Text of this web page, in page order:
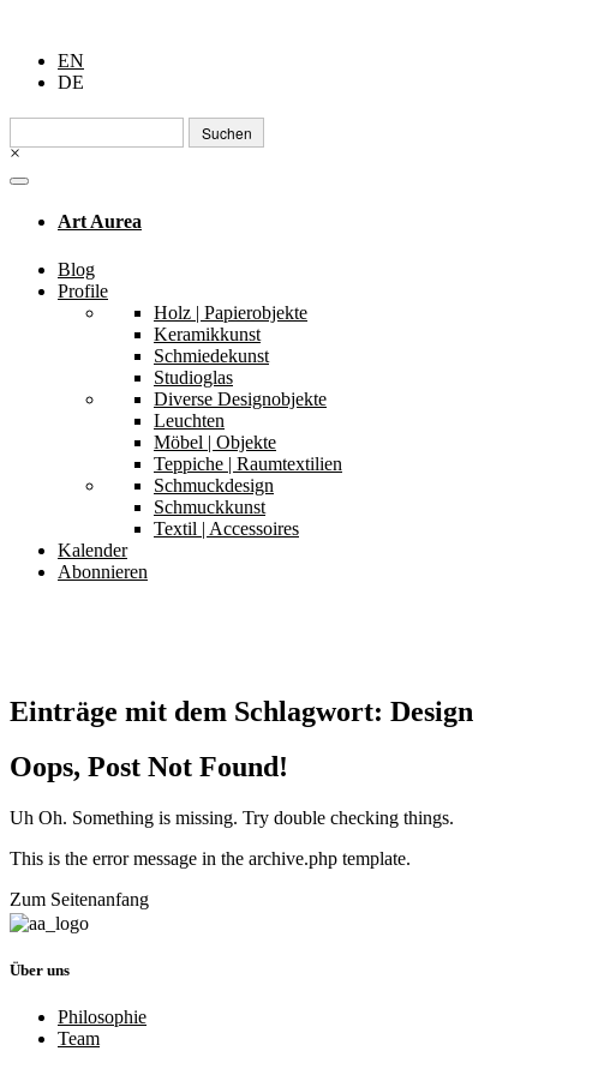
EN
DE
Suchen
nach:
×
Art Aurea
Blog
Profile
Holz | Papierobjekte
Keramikkunst
Schmiedekunst
Studioglas
Diverse Designobjekte
Leuchten
Möbel | Objekte
Teppiche | Raumtextilien
Schmuckdesign
Schmuckkunst
Textil | Accessoires
Kalender
Abonnieren
Einträge mit dem Schlagwort: Design
Oops, Post Not Found!
Uh Oh. Something is missing. Try double checking things.
This is the error message in the archive.php template.
Zum Seitenanfang
Über uns
Philosophie
Team